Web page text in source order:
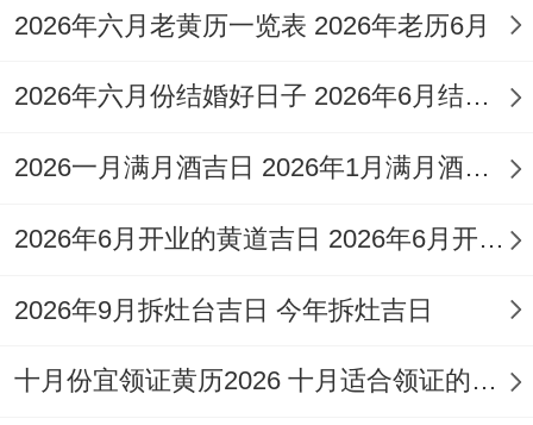
三、月初吉日详细认识
11月1日（星期日，农历九月二十三）这是
一个格外推荐的订婚吉日，吉日指数高达98
日，但九星位九紫-天乙星（火）-吉神.
对想起来真是，行属城墙土！当天的日干支
一天的宜忌十分明确：宜结婚，纳采、订
2026年六月老黄历一览表 2026年老历6月
2026年六月份结婚好日子 2026年6月结婚好吗
2026一月满月酒吉日 2026年1月满月酒吉日
2026年6月开业的黄道吉日 2026年6月开业黄道吉日查询
2026年9月拆灶台吉日 今年拆灶吉日
十月份宜领证黄历2026 十月适合领证的好日子2026年